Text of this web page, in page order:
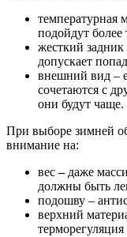
температурная
подойдут
жесткий
допускает
внешний вид –
сочетаются с
они будут чаще.
При выборе зимней
внимание на:
вес–даже
должны быть
подошву –
верхний